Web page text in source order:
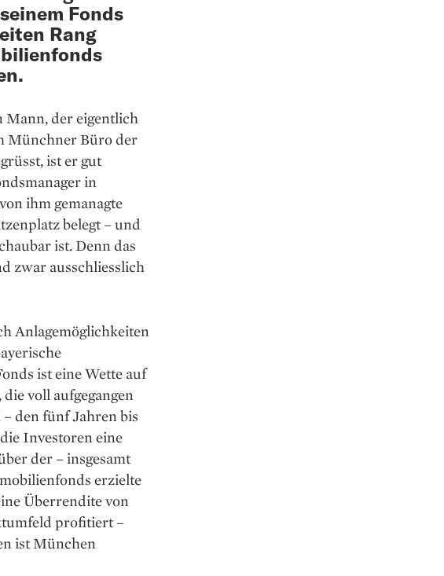
Fonds
Rang
der eigentlich
Münchner Büro der
ist er gut
in
ihm gemanagte
belegt – und
ist. Denn das
zwar ausschliesslich
Anlagemöglichkeiten
ist eine Wette auf
voll aufgegangen
den fünf Jahren bis
Investoren eine
der – insgesamt
­erzielte
Überrendite von
profitiert –
ist München